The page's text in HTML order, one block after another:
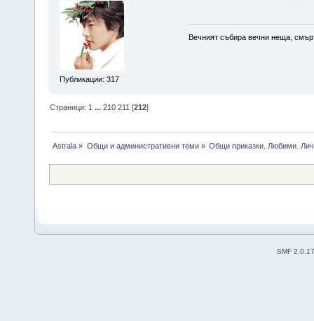
Публикации: 317
Вечният събира вечни неща,
Страници: 1 ...210 211 [212]
Astrala » Общи и административни теми» Общи приказки. Любими.
SMF 2.0.17